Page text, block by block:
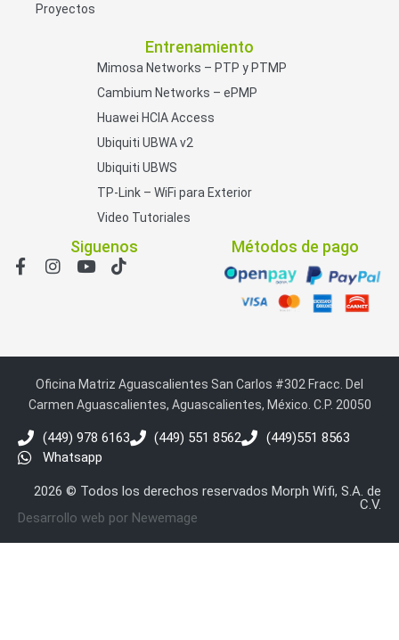
Proyectos
Entrenamiento
Mimosa Networks – PTP y PTMP
Cambium Networks – ePMP
Huawei HCIA Access
Ubiquiti UBWA v2
Ubiquiti UBWS
TP-Link – WiFi para Exterior
Video Tutoriales
Siguenos Métodos de pago
Oficina Matriz Aguascalientes San Carlos #302 Fracc. Del
Carmen Aguascalientes, Aguascalientes, México. C.P. 20050
(449) 978 6163 (449) 551 8562
(449)551 8563
Whatsapp
2026 © Todos los derechos reservados Morph Wifi, S.A. de
C.V.
Desarrollo web por Newemage